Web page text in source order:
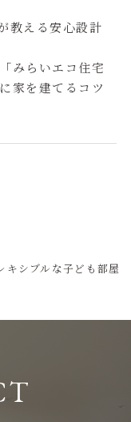
教える安心設計
みらいエコ住宅
家を建てるコツ
キシブルな子ども部屋